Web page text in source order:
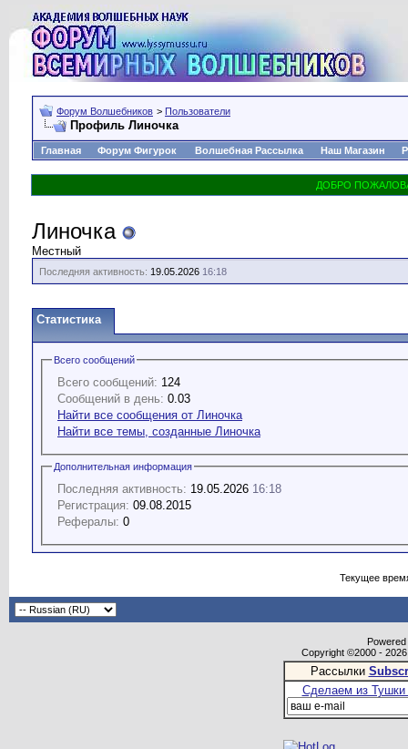
Форум Волшебников > Пользователи
Профиль Линочка
Главная Форум Фигурок Волшебная Рассылка Наш Магазин
Линочка
Местный
Последняя активность: 19.05.2026 16:18
Статистика
Всего сообщений
Всего сообщений: 124
Сообщений в день: 0.03
Найти все сообщения от Линочка
Найти все темы, созданные Линочка
Дополнительная информация
Последняя активность: 19.05.2026 16:18
Регистрация: 09.08.2015
Рефералы: 0
Текущее
Copyright ©2000 -
Рассылки
Сделаем из Тушки